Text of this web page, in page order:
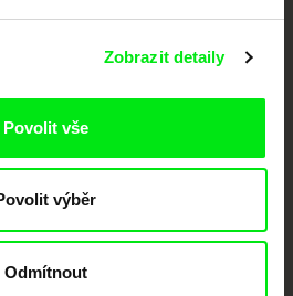
Zobrazit detaily
Povolit vše
výběr
Odmítnout
kino
týden
sdružených do Doc Alliance. Naším cílem je
filmu, propagovat jeho rozmanitost a